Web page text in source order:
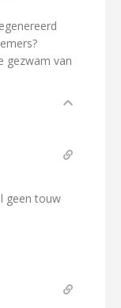
gezwam van
geen touw